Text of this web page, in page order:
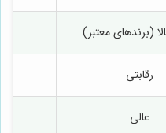
(برندهای معتبر)
رقابتی
عالی